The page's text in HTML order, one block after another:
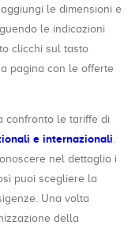
le dimensioni e
le indicazioni
clicchi sul tasto
pagina con le offerte
confronto le tariffe di
e internazionali.
nel dettaglio i
puoi scegliere la
Una volta
della